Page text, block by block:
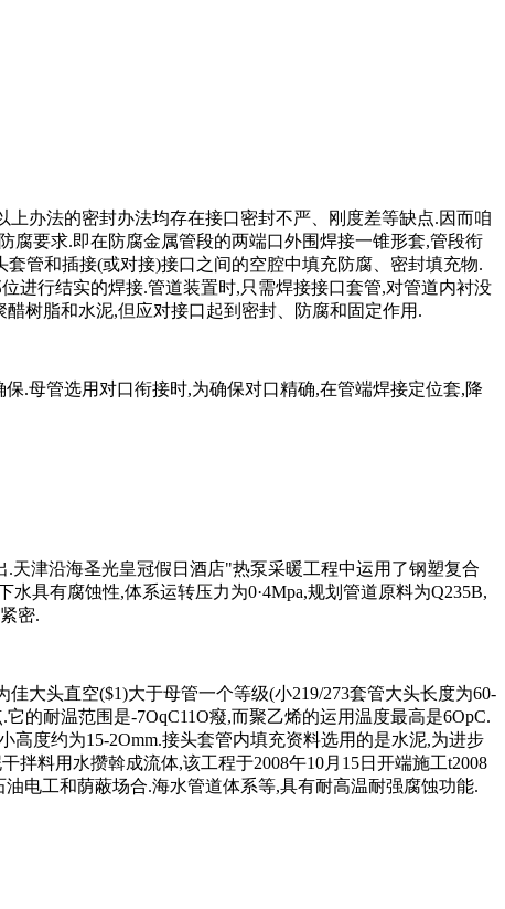
办法的密封办法均存在接口密封不严、刚度差等缺点.因而咱
腐要求.即在防腐金属管段的两端口外围焊接一锥形套,管段衔
管和插接(或对接)接口之间的空腔中填充防腐、密封填充物.
进行结实的焊接.管道装置时,只需焊接接口套管,对管道内衬没
树脂和水泥,但应对接口起到密封、防腐和固定作用.
.母管选用对口衔接时,为确保对口精确,在管端焊接定位套,降
津沿海圣光皇冠假日酒店"热泵采暖工程中运用了钢塑复合
具有腐蚀性,体系运转压力为0·4Mpa,规划管道原料为Q235B,
密.
头直空($1)大于母管一个等级(小219/273套管大头长度为60-
的耐温范围是-7OqC11O癈,而聚乙烯的运用温度最高是6OpC.
度约为15-2Omm.接头套管内填充资料选用的是水泥,为进步
料用水攒斡成流体,该工程于2008午10月15日开端施工t2008
电工和荫蔽场合.海水管道体系等,具有耐高温耐强腐蚀功能.